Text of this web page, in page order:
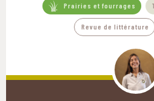
Prairies et fourrages
Revue de littérature